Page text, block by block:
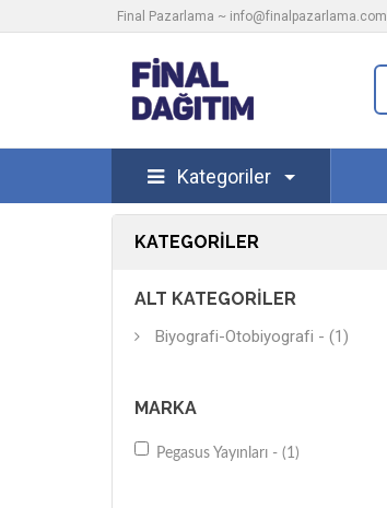
Final Pazarlama ~ info@finalpazarlama.com
Kategoriler
KATEGORILER
ALT KATEGORILER
Biyografi-Otobiyografi - (1)
MARKA
Pegasus Yayınları - (1)